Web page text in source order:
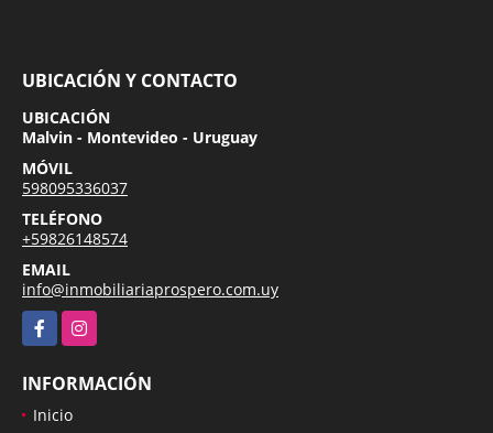
UBICACIÓN Y CONTACTO
UBICACIÓN
Malvin - Montevideo - Uruguay
MÓVIL
598095336037
TELÉFONO
+59826148574
EMAIL
info@inmobiliariaprospero.com.uy
FacebookInstagram
INFORMACIÓN
Inicio